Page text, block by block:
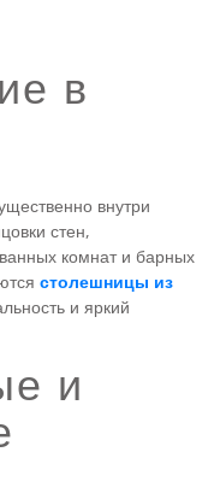
в
внутри
стен,
комнат и барных
столешницы из
и яркий
и